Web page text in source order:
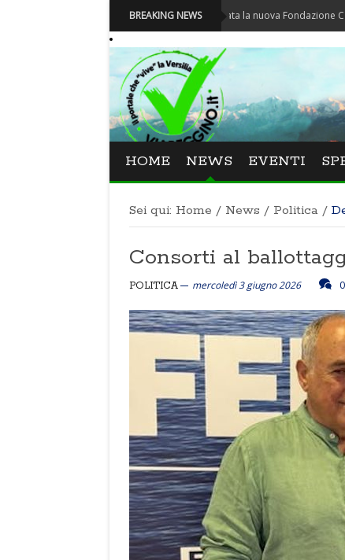
BREAKING NEWS
Carnevale - Nominata la nuova Fondazione Carnevale di
HOME NEWS EVENTI
Sei qui: Home / News / Politica /
Consorti al
POLITICA mercoledì 3 giugno 2026 0